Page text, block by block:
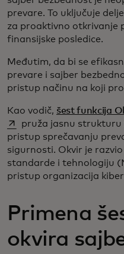
prevare. To uključuje
za proaktivno otkrivanje
finansijske posledice.
Međutim, da bi se
prevare i sajber
pristup načinu na koji
​​Kao vodič, šest funkcija
pruža jasnu
pristup sprečavanju
sigurnosti. Okvir je
standarde i tehnologiju
pristup organizacija
Primena
okvira